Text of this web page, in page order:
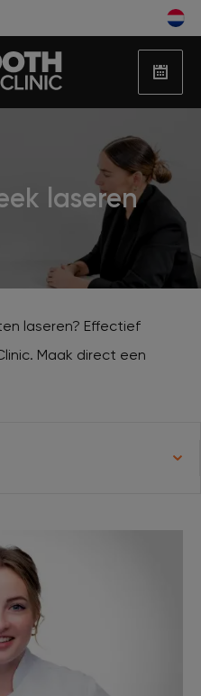
laseren
laseren? Effectief
Maak direct een